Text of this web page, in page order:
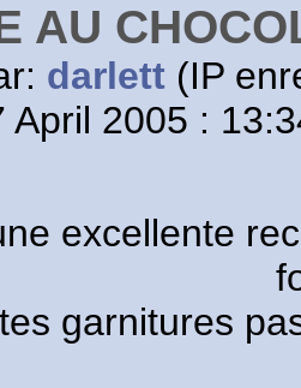
AU
darlett (IP
April 2005 :
excellente
garnitures